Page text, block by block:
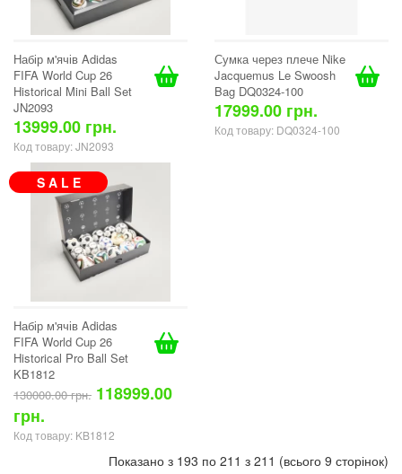
Набір м'ячів Adidas
FIFA World Cup 26
Historical Mini Ball Set
JN2093
13999.00 грн.
Код товару: JN2093
Сумка через плече Nike
Jacquemus Le Swoosh
Bag DQ0324-100
17999.00 грн.
Код товару: DQ0324-100
S A L E
Набір м'ячів Adidas
FIFA World Cup 26
Historical Pro Ball Set
KB1812
130000.00 грн. 118999.00
грн.
Код товару: KB1812
Показано з 193 по 211 з 211 (всього 9 сторінок)